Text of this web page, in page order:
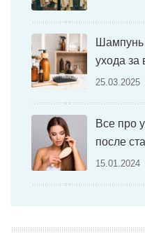
Шампунь
ухода за
25.03.2025
Все про
после
15.01.2024